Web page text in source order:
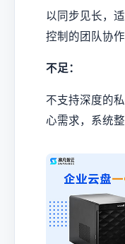
以同步见长，
控制的团队协作
不足：
不支持深度的
心需求，系统整